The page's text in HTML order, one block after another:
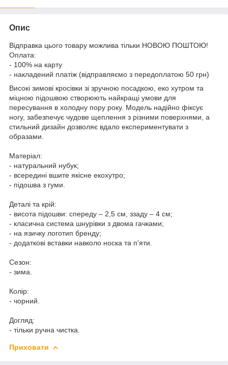
Опис
Відправка цього товару можлива тільки НОВОЮ ПОШТОЮ!
Оплата:
- 100% на карту
- накладений платіж (відправляємо з передоплатою 50 грн)
Високі зимові кросівки зі зручною посадкою, еко хутром та
міцною підошвою створюють найкращі умови для
пересування в холодну пору року. Модель надійно фіксує
ногу, забезпечує чудове щеплення з різними поверхнями, а
стильний дизайн дозволяє вдало експериментувати з
образами.
Матеріал:
- натуральний нубук;
- всередині вшите якісне екохутро;
- підошва з гуми.
Деталі та крій:
- висота підошви: спереду – 2,5 см, ззаду – 4 см;
- класична система шнурівки з двома гачками;
- на язичку логотип бренду;
- додаткові вставки навколо носка та п'яти.
Сезон:
- зима.
Колір:
- чорний.
Догляд:
- тільки ручна чистка.
Приховати